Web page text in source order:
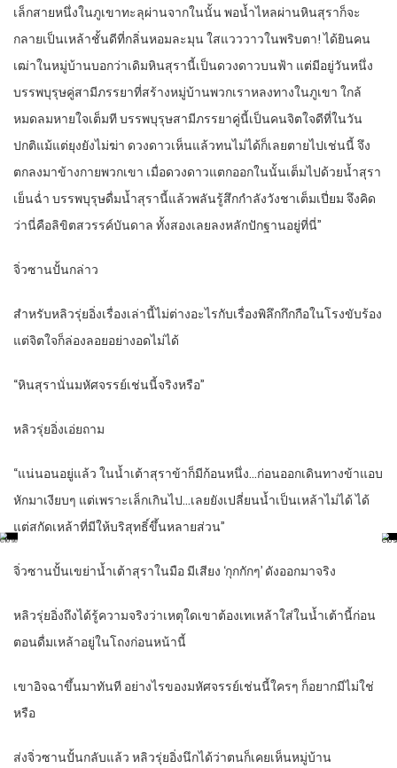
เล็กสายหนึ่งในภูเขาทะลุผ่านจากในนั้น พอน้ำไหลผ่านหินสุราก็จะ
กลายเป็นเหล้าชั้นดีที่กลิ่นหอมละมุน ใสแวววาวในพริบตา! ได้ยินคน
เฒ่าในหมู่บ้านบอกว่าเดิมหินสุรานี้เป็นดวงดาวบนฟ้า แต่มีอยู่วันหนึ่ง
บรรพบุรุษคู่สามีภรรยาที่สร้างหมู่บ้านพวกเราหลงทางในภูเขา ใกล้
หมดลมหายใจเต็มที บรรพบุรุษสามีภรรยาคู่นี้เป็นคนจิตใจดีที่ในวัน
ปกติแม้แต่ยุงยังไม่ฆ่า ดวงดาวเห็นแล้วทนไม่ได้ก็เลยตายไปเช่นนี้ จึง
ตกลงมาข้างกายพวกเขา เมื่อดวงดาวแตกออกในนั้นเต็มไปด้วยน้ำสุรา
เย็นฉ่ำ บรรพบุรุษดื่มน้ำสุรานี้แล้วพลันรู้สึกกำลังวังชาเต็มเปี่ยม จึงคิด
ว่านี่คือลิขิตสวรรค์บันดาล ทั้งสองเลยลงหลักปักฐานอยู่ที่นี่”
จิ่วซานปั้นกล่าว
สำหรับหลิวรุ่ยอิ่งเรื่องเล่านี้ไม่ต่างอะไรกับเรื่องพิลึกกึกกือในโรงขับร้อง
แต่จิตใจก็ล่องลอยอย่างอดไม่ได้
“หินสุรานั่นมหัศจรรย์เช่นนี้จริงหรือ”
หลิวรุ่ยอิ่งเอ่ยถาม
“แน่นอนอยู่แล้ว ในน้ำเต้าสุราข้าก็มีก้อนหนึ่ง…ก่อนออกเดินทางข้าแอบ
หักมาเงียบๆ แต่เพราะเล็กเกินไป…เลยยังเปลี่ยนน้ำเป็นเหล้าไม่ได้ ได้
แต่สกัดเหล้าที่มีให้บริสุทธิ์ขึ้นหลายส่วน”
จิ่วซานปั้นเขย่าน้ำเต้าสุราในมือ มีเสียง ‘กุกกักๆ’ ดังออกมาจริง
หลิวรุ่ยอิ่งถึงได้รู้ความจริงว่าเหตุใดเขาต้องเทเหล้าใส่ในน้ำเต้านี้ก่อน
ตอนดื่มเหล้าอยู่ในโถงก่อนหน้านี้
เขาอิจฉาขึ้นมาทันที อย่างไรของมหัศจรรย์เช่นนี้ใครๆ ก็อยากมีไม่ใช่
หรือ
ส่งจิ่วซานปั้นกลับแล้ว หลิวรุ่ยอิ่งนึกได้ว่าตนก็เคยเห็นหมู่บ้าน